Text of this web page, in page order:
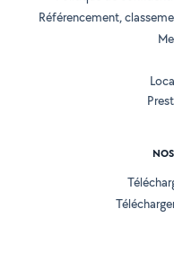
Référencement,